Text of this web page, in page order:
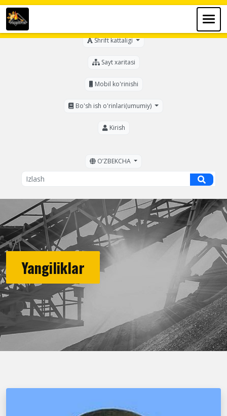
Shrift kattaligi
Sayt xaritasi
Mobil ko'rinishi
Bo'sh ish o'rinlari(umumiy)
Kirish
OʼZBEKCHA
Yangiliklar